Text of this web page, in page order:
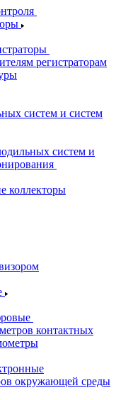
регистраторам
систем и систем
систем и
коллекторы
контактных
окружающей среды